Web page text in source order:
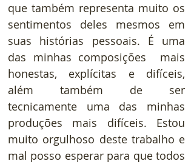
que também representa muito os
sentimentos deles mesmos em
suas histórias pessoais. É uma
das minhas composições  mais
honestas, explícitas e difíceis,
além também de ser
tecnicamente uma das minhas
produções mais difíceis. Estou
muito orgulhoso deste trabalho e
mal posso esperar para que todos